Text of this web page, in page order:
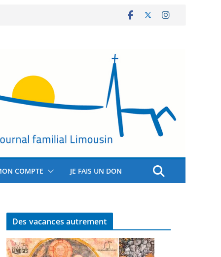
COMPTE JE FAIS UN DON
Des vacances autrement